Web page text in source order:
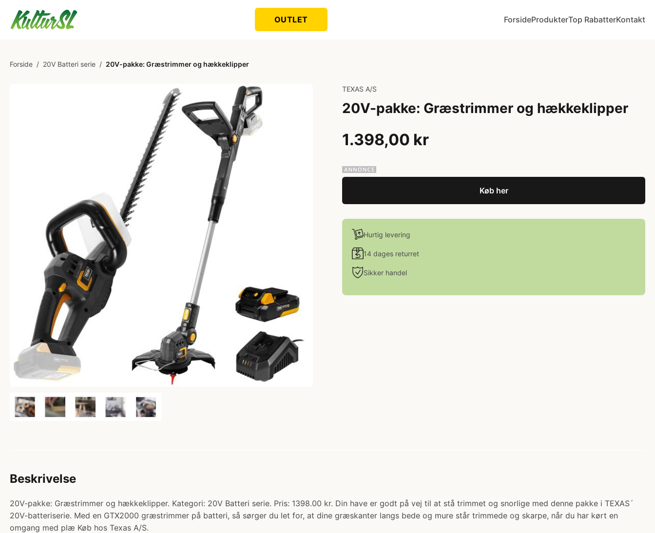
OUTLET ForsideProdukterTop RabatterKontakt
Forside / 20V Batteri serie / 20V-pakke: Græstrimmer og hækkeklipper
TEXAS A/S
20V-pakke: Græstrimmer og hækkeklipper
1.398,00 kr
Køb her
Hurtig levering
14 dages returret
Sikker handel
Beskrivelse
20V-pakke: Græstrimmer og hækkeklipper. Kategori: 20V Batteri serie. Pris: 1398.00 kr. Din have er godt på vej til at stå trimmet og snorlige med denne pakke i TEXAS´
20V-batteriserie. Med en GTX2000 græstrimmer på batteri, så sørger du let for, at dine græskanter langs bede og mure står trimmede og skarpe, når du har kørt en
omgang med plæ Køb hos Texas A/S.